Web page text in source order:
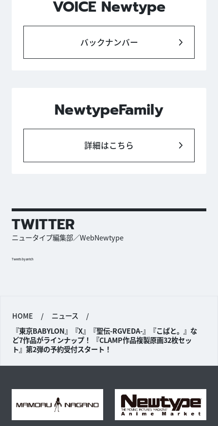
VOICE Newtype
バックナンバー
NewtypeFamily
詳細はこちら
TWITTER
ニュータイプ編集部／WebNewtype
Tweets by antch
HOME / ニュース
/
『東京BABYLON』『X』『聖伝-RGVEDA-』『こばと。』な
ど7作品がラインナップ！ 『CLAMP作品複製原画32枚セッ
ト』第2弾の予約受付スタート！